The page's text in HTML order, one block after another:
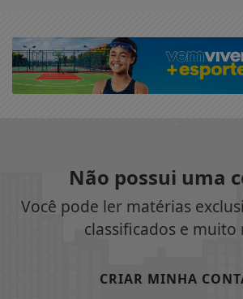
Não possui uma
Você pode ler matérias
classificados e muito
CRIAR MINHA